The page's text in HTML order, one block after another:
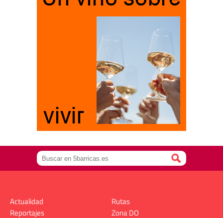
Actualidad
Reportajes
Rutas
Zona DO